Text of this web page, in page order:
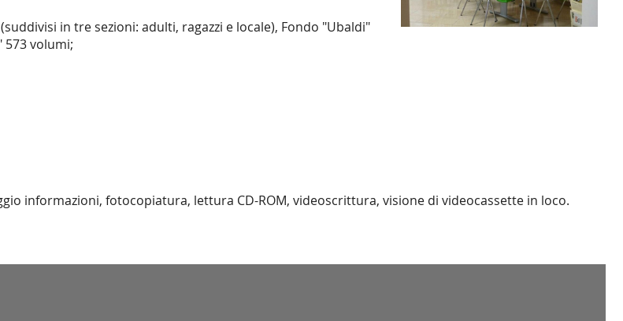
in tre sezioni: adulti, ragazzi e locale), Fondo "Ubaldi"
573 volumi;
informazioni, fotocopiatura, lettura CD-ROM, videoscrittura, visione di videocassette in loco.